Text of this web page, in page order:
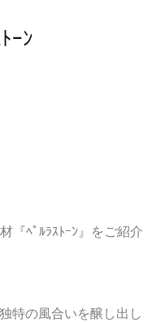
ｰﾝ
『ﾍﾟﾙﾗｽﾄｰﾝ』をご紹介
特の風合いを醸し出し